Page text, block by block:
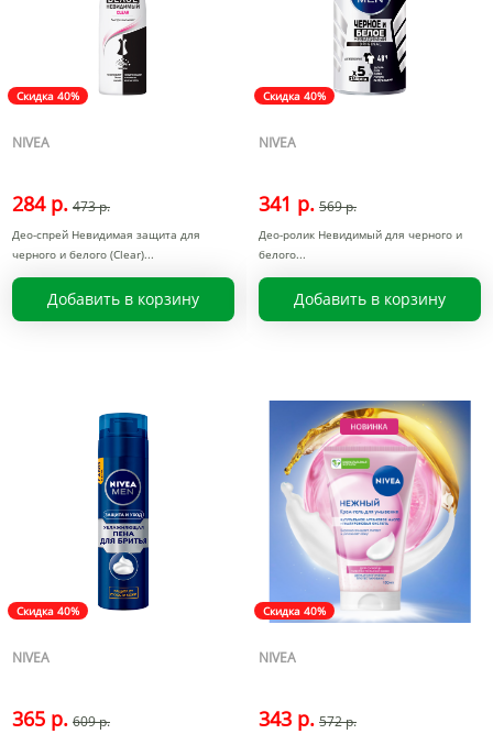
Скидка 40%
NIVEA
284 р. 473 р.
Део-спрей Невидимая защита для
черного и белого (Clear)
Добавить в корзину
Скидка 40%
NIVEA
341 р. 569 р.
Део-ролик Невидимый для черного и
белого
Добавить в корзину
Скидка 40%
NIVEA
365 р. 609 р.
Скидка 40%
NIVEA
343 р. 572 р.